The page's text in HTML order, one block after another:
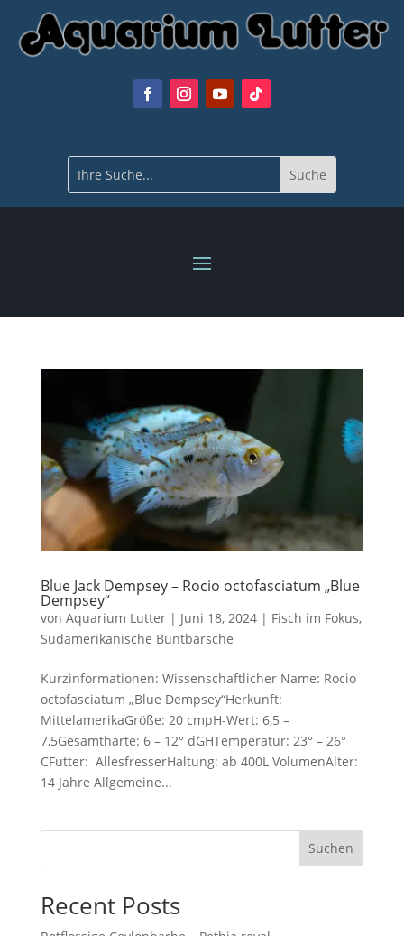
Blue Jack Dempsey – Rocio octofasciatum „Blue
Dempsey“
von Aquarium Lutter| Juni 18, 2024| Fisch im Fokus,
Südamerikanische Buntbarsche
Kurzinformationen: Wissenschaftlicher Name: Rocio
octofasciatum „Blue Dempsey“Herkunft:
MittelamerikaGröße: 20 cmpH-Wert: 6,5 –
7,5Gesamthärte: 6 – 12° dGHTemperatur: 23° – 26°
CFutter: AllesfresserHaltung: ab 400L VolumenAlter:
14 Jahre Allgemeine...
Suchen
Recent Posts